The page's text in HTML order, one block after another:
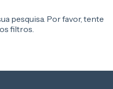
pesquisa. Por favor, tente
filtros.